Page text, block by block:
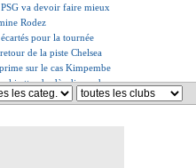
PSG va devoir faire mieux
Rodez
pour la tournée
de la piste Chelsea
sur le cas Kimpembe
attendu dès dimanche
pour Inacio ?